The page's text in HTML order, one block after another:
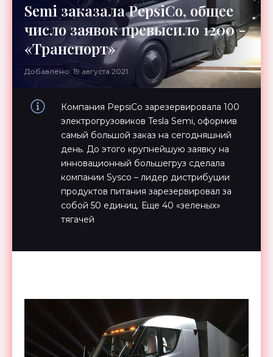
Semi заказала PepsiCo, общее
число заявок превысило 1200 -
«Транспорт»
Добавлено: 19 августа 2021
Компания PepsiCo зарезервировала 100
электрогрузовиков Tesla Semi, оформив
самый большой заказ на сегодняшний
день. До этого крупнейшую заявку на
инновационный большегруз сделала
компании Sysco – лидер дистрибуции
продуктов питания зарезервировал за
собой 50 единиц. Еще 40 «зеленых»
тягачей